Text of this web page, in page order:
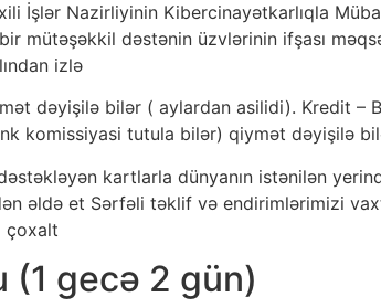
İşlər Nazirliyinin Kibercinayətkarlıqla
mütəşəkkil dəstənin üzvlərinin ifşası
izlə
dəyişilə bilər ( aylardan asilidi). Kredit –
komissiyasi tutula bilər) qiymət dəyişilə
kartlarla dünyanın istənilən
əldə et Sərfəli təklif və endirimlərimizi
çoxalt
(1 gecə 2 gün)